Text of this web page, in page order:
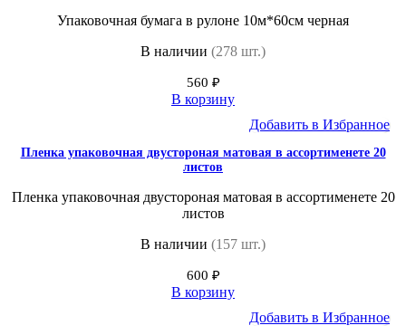
Упаковочная бумага в рулоне 10м*60см черная
В наличии (278 шт.)
560 ₽
В корзину
Добавить в Избранное
Пленка упаковочная двустороная матовая в ассортименете 20
листов
Пленка упаковочная двустороная матовая в ассортименете 20
листов
В наличии (157 шт.)
600 ₽
В корзину
Добавить в Избранное